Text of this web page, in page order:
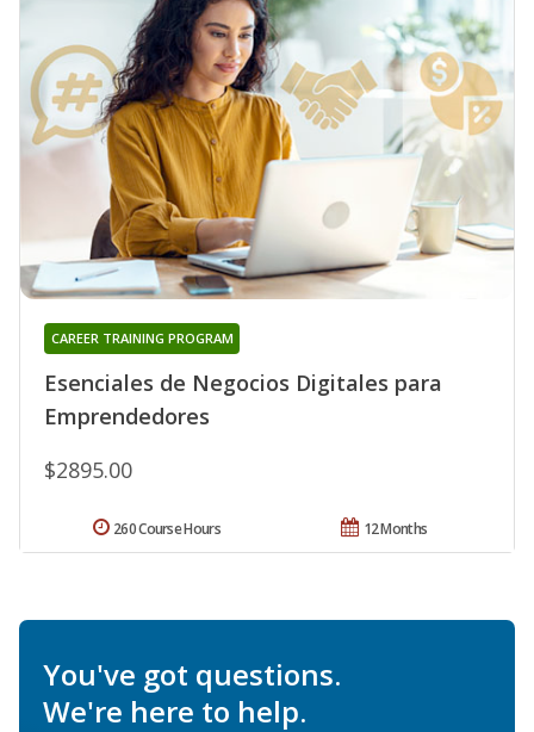
Esenciales de Negocios Digitales para
Emprendedores
CAREER TRAINING PROGRAM
$2895.00
12 Months
260 Course Hours
You've got questions.
We're here to help.